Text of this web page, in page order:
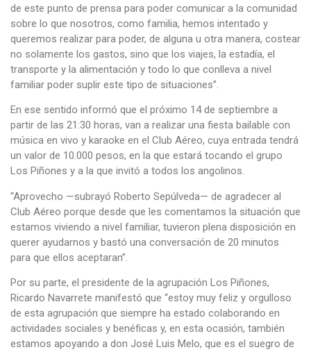
de este punto de prensa para poder comunicar a la comunidad
sobre lo que nosotros, como familia, hemos intentado y
queremos realizar para poder, de alguna u otra manera, costear
no solamente los gastos, sino que los viajes, la estadía, el
transporte y la alimentación y todo lo que conlleva a nivel
familiar poder suplir este tipo de situaciones”.
En ese sentido informó que el próximo 14 de septiembre a
partir de las 21:30 horas, van a realizar una fiesta bailable con
música en vivo y karaoke en el Club Aéreo, cuya entrada tendrá
un valor de 10.000 pesos, en la que estará tocando el grupo
Los Piñones y a la que invitó a todos los angolinos.
“Aprovecho —subrayó Roberto Sepúlveda— de agradecer al
Club Aéreo porque desde que les comentamos la situación que
estamos viviendo a nivel familiar, tuvieron plena disposición en
querer ayudarnos y bastó una conversación de 20 minutos
para que ellos aceptaran”.
Por su parte, el presidente de la agrupación Los Piñones,
Ricardo Navarrete manifestó que “estoy muy feliz y orgulloso
de esta agrupación que siempre ha estado colaborando en
actividades sociales y benéficas y, en esta ocasión, también
estamos apoyando a don José Luis Melo, que es el suegro de